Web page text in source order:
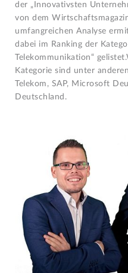
der „Innovativsten
von dem
umfangreichen Analyse
dabei im Ranking der
Telekommunikation“
Kategorie sind unter
Telekom, SAP, Microsoft
Deutschland.